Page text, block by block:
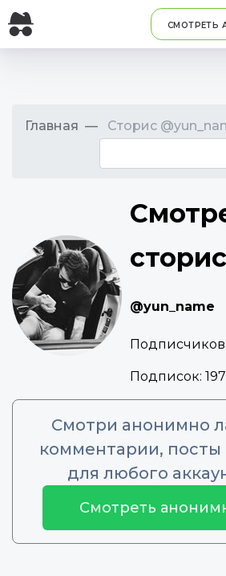
СМОТРЕТЬ
Главная Сторис
сторис
@yun_name
Подписчиков:
Подписок: 197
Смотри анонимно
комментарии, посты
для любого
Смотреть